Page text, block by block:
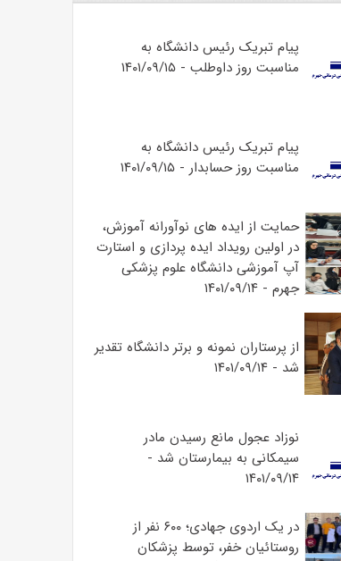
پیام تبریک رئیس دانشگاه به
مناسبت روز داوطلب - ۱۴۰۱/۰۹/۱۵
پیام تبریک رئیس دانشگاه به
مناسبت روز حسابدار - ۱۴۰۱/۰۹/۱۵
حمایت از ایده های نوآورانه آموزش،
در اولین رویداد ایده پردازی و استارت
آپ آموزشی دانشگاه علوم پزشکی
جهرم - ۱۴۰۱/۰۹/۱۴
از پرستاران نمونه و برتر دانشگاه تقدیر
شد - ۱۴۰۱/۰۹/۱۴
نوزاد عجول مانع رسیدن مادر
سیمکانی به بیمارستان شد -
۱۴۰۱/۰۹/۱۴
در یک اردوی جهادی؛ ۶۰۰ نفر از
روستائیان خفر، توسط پزشکان